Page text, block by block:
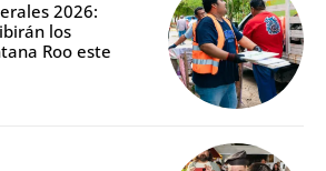
2026:
los
Roo este